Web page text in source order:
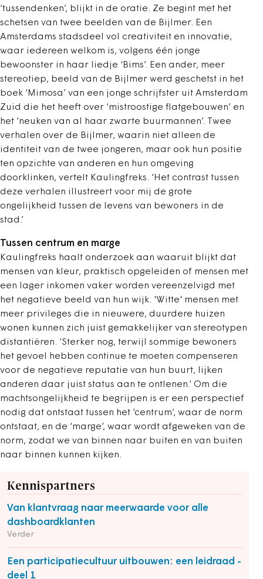
‘tussendenken’, blijkt in de oratie. Ze begint met het
schetsen van twee beelden van de Bijlmer. Een
Amsterdams stadsdeel vol creativiteit en innovatie,
waar iedereen welkom is, volgens één jonge
bewoonster in haar liedje ‘Bims’. Een ander, meer
stereotiep, beeld van de Bijlmer werd geschetst in het
boek ‘Mimosa’ van een jonge schrijfster uit Amsterdam
Zuid die het heeft over ‘mistroostige flatgebouwen’ en
het ‘neuken van al haar zwarte buurmannen’. Twee
verhalen over de Bijlmer, waarin niet alleen de
identiteit van de twee jongeren, maar ook hun positie
ten opzichte van anderen en hun omgeving
doorklinken, vertelt Kaulingfreks. ‘Het contrast tussen
deze verhalen illustreert voor mij de grote
ongelijkheid tussen de levens van bewoners in de
stad.’
Tussen centrum en marge
Kaulingfreks haalt onderzoek aan waaruit blijkt dat
mensen van kleur, praktisch opgeleiden of mensen met
een lager inkomen vaker worden vereenzelvigd met
het negatieve beeld van hun wijk. 'Witte' mensen met
meer privileges die in nieuwere, duurdere huizen
wonen kunnen zich juist gemakkelijker van stereotypen
distantiëren. ‘Sterker nog, terwijl sommige bewoners
het gevoel hebben continue te moeten compenseren
voor de negatieve reputatie van hun buurt, lijken
anderen daar juist status aan te ontlenen.’ Om die
machtsongelijkheid te begrijpen is er een perspectief
nodig dat ontstaat tussen het ‘centrum’, waar de norm
ontstaat, en de ‘marge’, waar wordt afgeweken van de
norm, zodat we van binnen naar buiten en van buiten
naar binnen kunnen kijken.
Kennispartners
Van klantvraag naar meerwaarde voor alle
dashboardklanten
Verder
Een participatiecultuur uitbouwen: een leidraad -
deel 1